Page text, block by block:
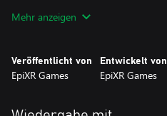
- Weiche unzähligen Fallen aus
Mehr anzeigen
Veröffentlicht von
EpiXR Games
Entwickelt von
EpiXR Games